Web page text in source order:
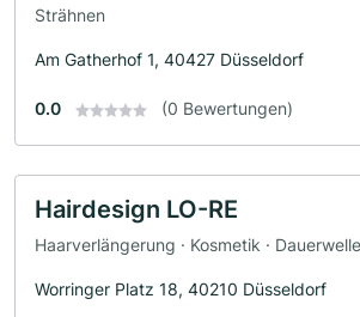
Strähnen
Am Gatherhof 1, 40427 Düsseldorf
0.0 (0 Bewertungen)
Hairdesign LO-RE
Haarverlängerung · Kosmetik ·
Worringer Platz 18, 40210 Düsseldorf